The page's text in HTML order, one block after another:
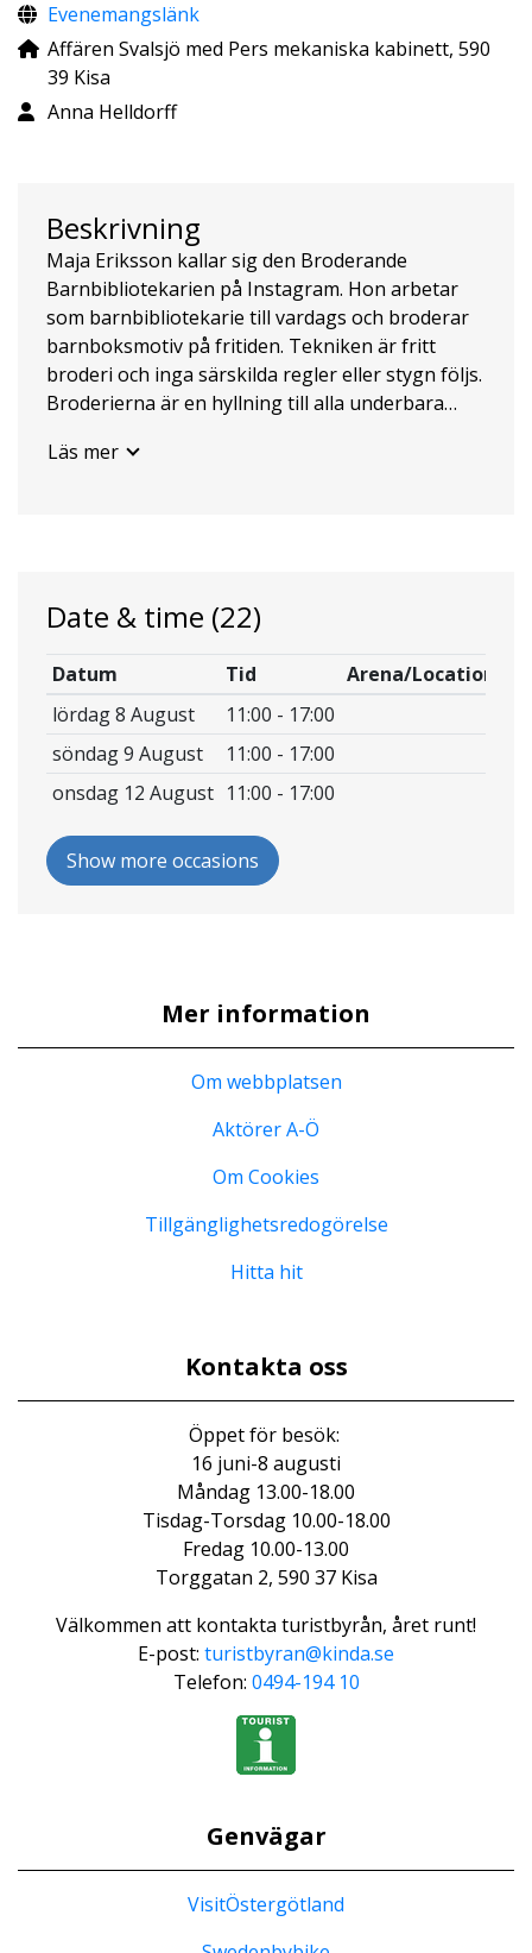
Evenemangslänk
Affären Svalsjö med Pers mekaniska kabinett, 590
39 Kisa
Anna Helldorff
Beskrivning
Maja Eriksson kallar sig den Broderande
Barnbibliotekarien på Instagram. Hon arbetar
som barnbibliotekarie till vardags och broderar
barnboksmotiv på fritiden. Tekniken är fritt
broderi och inga särskilda regler eller stygn följs.
Broderierna är en hyllning till alla underbara
Välkommen att inspireras!
Läs mer
Date & time (22)
Datum Tid
Arena/Location
lördag 8 August
11:00 - 17:00
söndag 9 August
11:00 - 17:00
onsdag 12 August 11:00 - 17:00
Show more occasions
Mer information
Om webbplatsen
Aktörer A-Ö
Om Cookies
Tillgänglighetsredogörelse
Hitta hit
Kontakta oss
Öppet för besök:
16 juni-8 augusti
Måndag 13.00-18.00
Tisdag-Torsdag 10.00-18.00
Fredag 10.00-13.00
Torggatan 2, 590 37 Kisa
Välkommen att kontakta turistbyrån, året runt!
E-post: turistbyran@kinda.se
Telefon: 0494-194 10
Genvägar
VisitÖstergötland